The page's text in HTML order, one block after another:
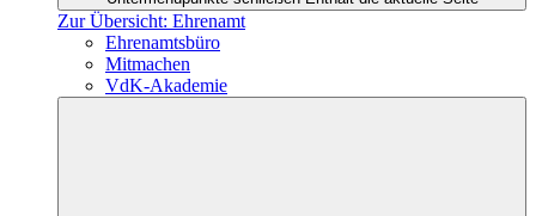
Zur Übersicht: Ehrenamt
Ehrenamtsbüro
Mitmachen
VdK-Akademie